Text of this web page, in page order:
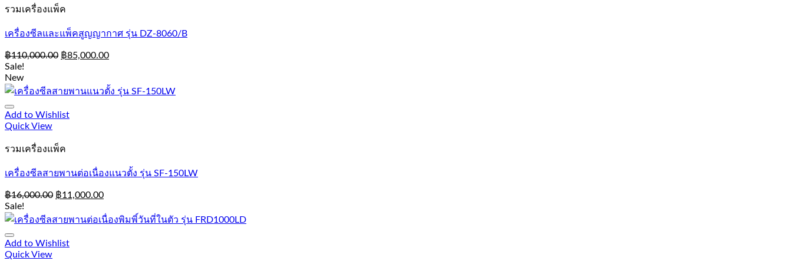
รวมเครื่องแพ็ค
เครื่องซีลและแพ็คสูญญากาศ รุ่น DZ-8060/B
฿110,000.00 ฿85,000.00
Sale!
New
Add to Wishlist
Quick View
รวมเครื่องแพ็ค
เครื่องซีลสายพานต่อเนื่องแนวตั้ง รุ่น SF-150LW
฿16,000.00 ฿11,000.00
Sale!
Add to Wishlist
Quick View